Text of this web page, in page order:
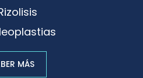
MÁS